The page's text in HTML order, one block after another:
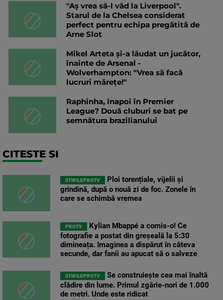
"Aș vrea să-l văd la Liverpool".
Starul de la Chelsea considerat
perfect pentru echipa pregătită de
Arne Slot
Mikel Arteta și-a lăudat un jucător,
înainte de Arsenal -
Wolverhampton: "Vrea să facă
lucruri mărețe!"
Raphinha, înapoi în Premier
League? Două cluburi se bat pe
semnătura brazilianului
CITESTE SI
STIRILEPROTV
Ploi torențiale, vijelii și
grindină, după o nouă zi de foc. Zonele în
care se schimbă vremea
PROTV
Kylian Mbappé a comis-o! Ce
fotografie a postat din greșeală la 5:30
dimineața. Imaginea a dispărut în câteva
secunde, dar fanii au apucat să o salveze
STIRILEPROTV
Se construiește cea mai înaltă
clădire din lume. Primul zgârie-nori de 1.000
de metri. Unde este ridicat